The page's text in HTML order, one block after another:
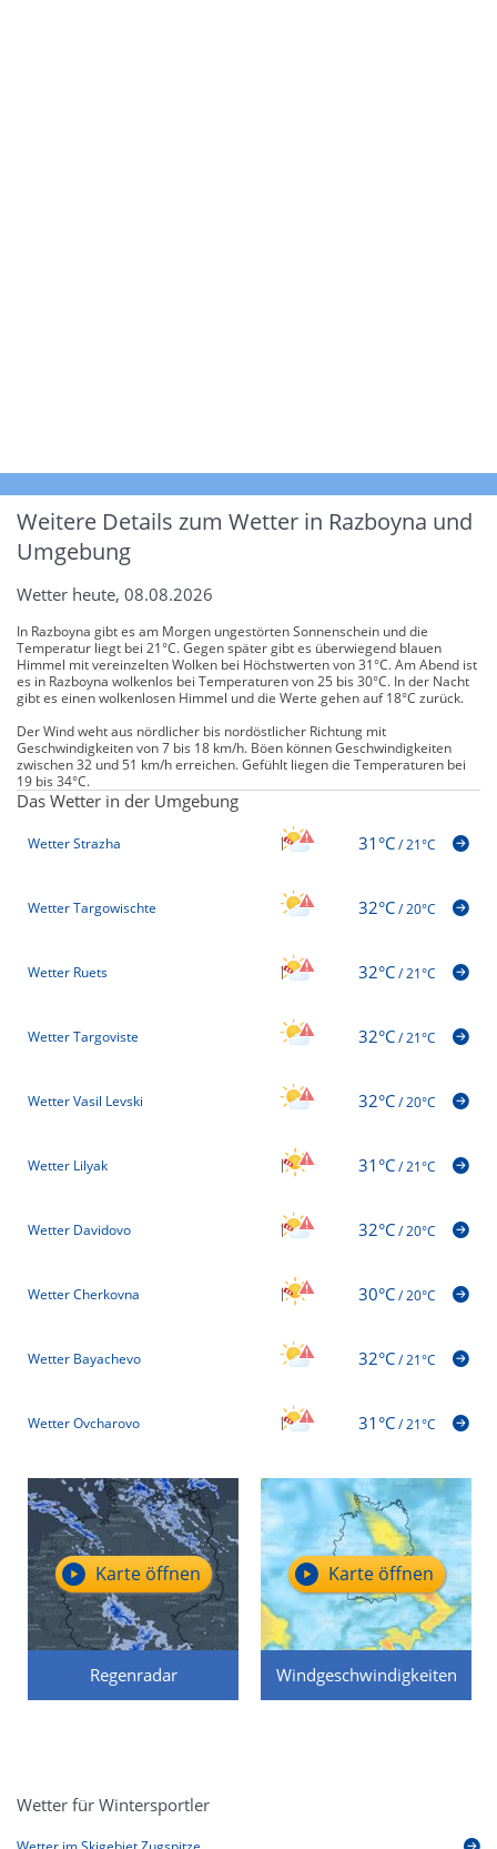
Weitere Details zum Wetter in Razboyna und
Umgebung
Wetter heute, 08.08.2026
In Razboyna gibt es am Morgen ungestörten Sonnenschein und die
Temperatur liegt bei 21°C. Gegen später gibt es überwiegend blauen
Himmel mit vereinzelten Wolken bei Höchstwerten von 31°C. Am Abend ist
es in Razboyna wolkenlos bei Temperaturen von 25 bis 30°C. In der Nacht
gibt es einen wolkenlosen Himmel und die Werte gehen auf 18°C zurück.
Der Wind weht aus nördlicher bis nordöstlicher Richtung mit
Geschwindigkeiten von 7 bis 18 km/h. Böen können Geschwindigkeiten
zwischen 32 und 51 km/h erreichen. Gefühlt liegen die Temperaturen bei
19 bis 34°C.
Das Wetter in der Umgebung
Wetter Strazha 31°C/21°C
Wetter Targowischte 32°C/20°C
Wetter Ruets 32°C/21°C
Wetter Targoviste 32°C/21°C
Wetter Vasil Levski 32°C/20°C
Wetter Lilyak 31°C/21°C
Wetter Davidovo 32°C/20°C
Wetter Cherkovna 30°C/20°C
Wetter Bayachevo 32°C/21°C
Wetter Ovcharovo 31°C/21°C
Regenradar
Karte öffnen
Windgeschwindigkeiten
Karte öffnen
Wetter für Wintersportler